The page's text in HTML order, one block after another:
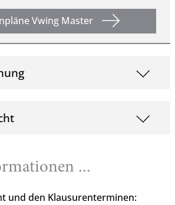
Vwing Master
...
und den Klausurenterminen: